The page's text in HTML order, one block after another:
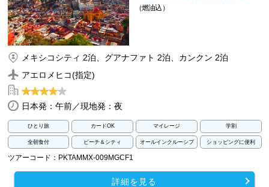
（燃油込）
メキシコシティ 2泊、グアナファト 2泊、カンクン 2泊
アエロメヒコ(指定)
日本発：午前／現地発：夜
ひとり旅 カードOK マイレージ 学割
全朝食付 ビーチ＆シティ オールインクルーシブ ショッピングに便利
ツアーコード：PKTAMMX-009MGCF1
詳細を見る